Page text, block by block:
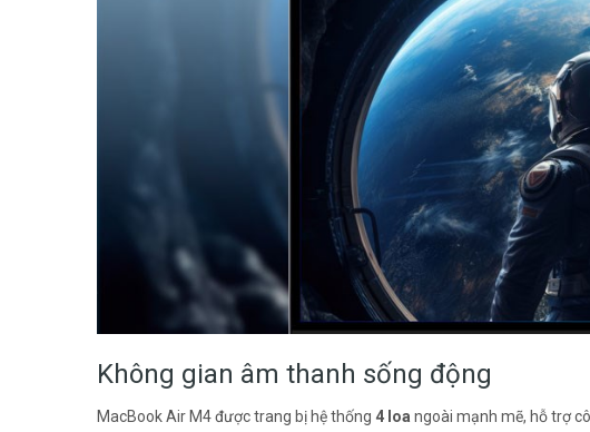
Không gian âm thanh sống động
MacBook Air M4 được trang bị hệ thống 4 loa ngoài mạnh mẽ, hỗ trợ